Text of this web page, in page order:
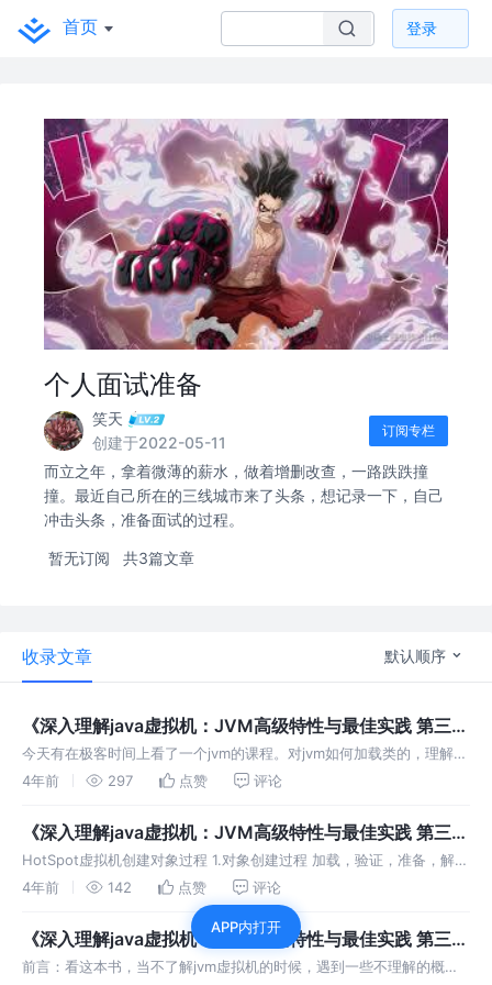
首页 登录
个人面试准备
笑天
创建于2022-05-11
订阅专栏
而立之年，拿着微薄的薪水，做着增删改查，一路跌跌撞
撞。最近自己所在的三线城市来了头条，想记录一下，自己
冲击头条，准备面试的过程。
暂无订阅 共3篇文章
收录文章 默认顺序
《深入理解java虚拟机：JVM高级特性与最佳实践 第三
版》第二章（2）拓展
今天有在极客时间上看了一个jvm的课程。对jvm如何加载类的，理解更
深了一步。这是基于看完《深入理解java虚拟机》一书,结合课程理解。
4年前 297 点赞 评论
《深入理解java虚拟机：JVM高级特性与最佳实践 第三
版》第二章（2）
HotSpot虚拟机创建对象过程 1.对象创建过程 加载，验证，准备，解
析，初始化，使用，卸载。解析类文件的操作，可以在初始化之前（静
态绑定），也可以在初始化之后（动态绑定） 首先，会去检查方法区中
是
4年前 142 点赞 评论
《深入理解java虚拟机：JVM高级特性与最佳实践 第三
版》第二章（1）
前言：看这本书，当不了解jvm虚拟机的时候，遇到一些不理解的概
APP内打开